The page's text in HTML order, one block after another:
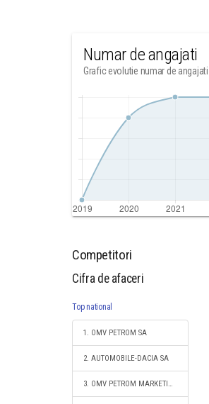
Numar de angajati
Grafic evolutie numar de angajati
Competitori
Cifra de afaceri
Top national
1. OMV PETROM SA
2. AUTOMOBILE-DACIA SA
3. OMV PETROM MARKETING SRL